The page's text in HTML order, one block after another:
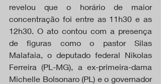
revelou que o horário de maior
concentração foi entre as 11h30 e as
12h30. O ato contou com a presença
de figuras como o pastor Silas
Malafaia, o deputado federal Nikolas
Ferreira (PL-MG), a ex-primeira-dama
Michelle Bolsonaro (PL) e o governador